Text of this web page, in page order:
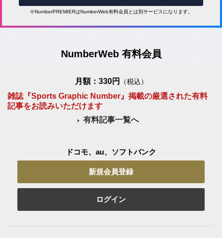
※NumberPREMIERはNumberWeb有料会員とは別サービスになります。
NumberWeb 有料会員
月額：330円 （税込）
雑誌『Sports Graphic Number』掲載の厳選された有料
記事をお読みいただけます
有料記事一覧へ
ドコモ、au、ソフトバンク
新規会員登録
ログイン